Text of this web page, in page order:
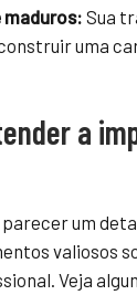
maduros: Sua
uma
a
parecer um
valiosos
Veja